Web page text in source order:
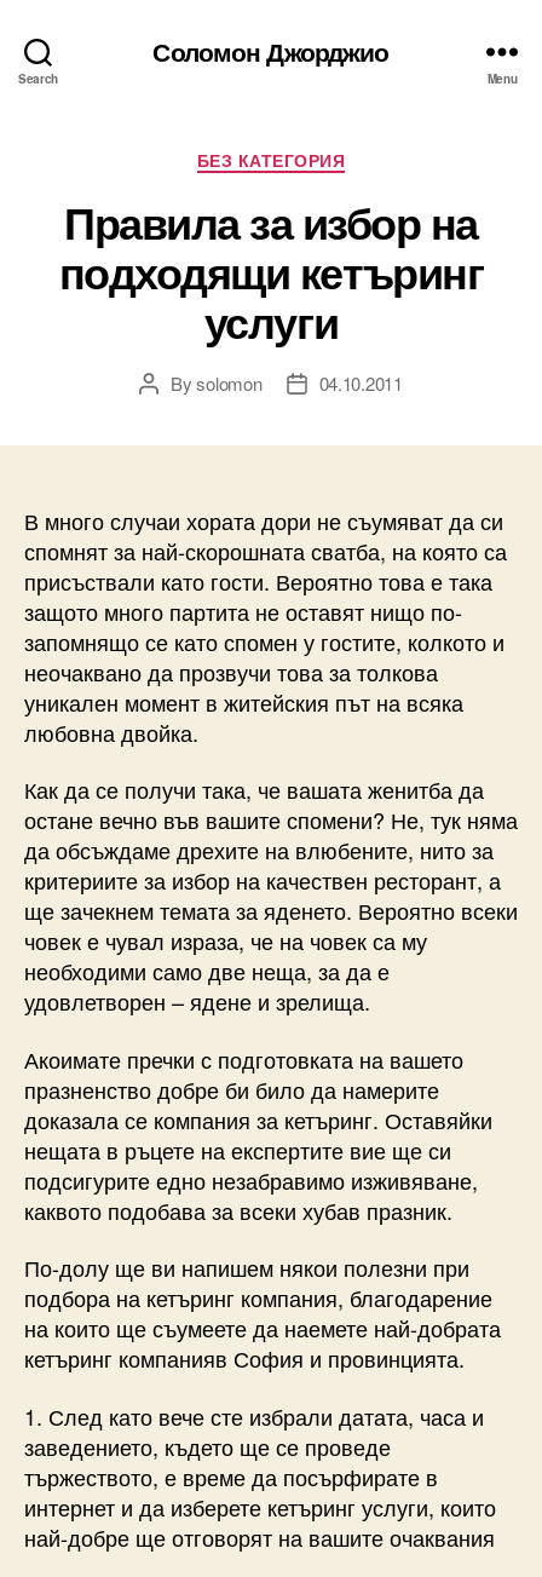
Search
Соломон Джорджио
Menu
Categories
БЕЗ КАТЕГОРИЯ
Правила за избор на
подходящи кетъринг
услуги
PostBysolomon
Post04.10.2011
В много случаи хората дори не съумяват да си
спомнят за най-скорошната сватба, на която са
присъствали като гости. Вероятно това е така
защото много партита не оставят нищо по-
запомнящо се като спомен у гостите, колкото и
неочаквано да прозвучи това за толкова
уникален момент в житейския път на всяка
любовна двойка.
Как да се получи така, че вашата женитба да
остане вечно във вашите спомени? Не, тук няма
да обсъждаме дрехите на влюбените, нито за
критериите за избор на качествен ресторант, а
ще зачекнем темата за яденето. Вероятно всеки
човек е чувал израза, че на човек са му
необходими само две неща, за да е
удовлетворен – ядене и зрелища.
Акоимате пречки с подготовката на вашето
празненство добре би било да намерите
доказала се компания за кетъринг. Оставяйки
нещата в ръцете на експертите вие ще си
подсигурите едно незабравимо изживяване,
каквото подобава за всеки хубав празник.
По-долу ще ви напишем някои полезни при
подбора на кетъринг компания, благодарение
на които ще съумеете да наемете най-добрата
кетъринг компанияв София и провинцията.
1. След като вече сте избрали датата, часа и
заведението, където ще се проведе
тържеството, е време да посърфирате в
интернет и да изберете кетъринг услуги, които
най-добре ще отговорят на вашите очаквания